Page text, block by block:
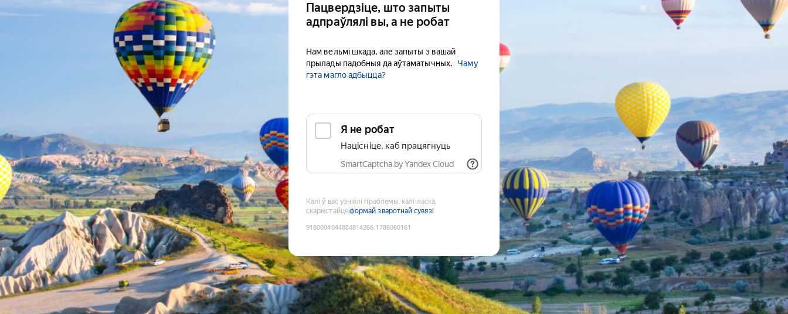
Пацвердзіце, што запыты
адпраўлялі вы, а не робат
Нам вельмі шкада, але запыты з вашай
прылады падобныя да аўтаматычных.
Чаму
гэта магло адбыцца?
Я не робат
Націсніце, каб працягнуць
SmartCaptcha by Yandex Cloud
Калі ў вас узніклі праблемы, калі ласка,
скарыстайцеформай зваротнай сувязі
9180004044884814266:1786060161